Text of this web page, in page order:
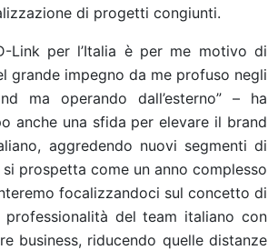
di progetti congiunti.
Link per l’Italia è per me motivo di
grande impegno da me profuso negli
ma operando dall’esterno” – ha
anche una sfida per elevare il brand
aggredendo nuovi segmenti di
prospetta come un anno complesso
focalizzandoci sul concetto di
del team italiano con
business, riducendo quelle distanze